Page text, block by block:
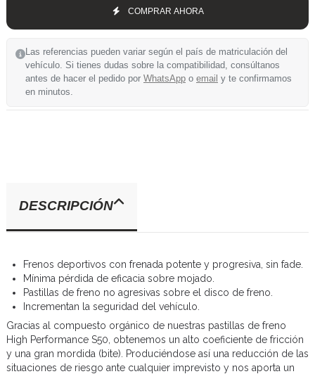
COMPRAR AHORA
Las referencias pueden variar según el país de matriculación del
vehículo. Si tienes dudas sobre la compatibilidad, consúltanos
antes de hacer el pedido por WhatsApp o email y te confirmamos
en minutos.
DESCRIPCIÓN
Frenos deportivos con frenada potente y progresiva, sin fade.
Mínima pérdida de eficacia sobre mojado.
Pastillas de freno no agresivas sobre el disco de freno.
Incrementan la seguridad del vehículo.
Gracias al compuesto orgánico de nuestras pastillas de freno
High Performance S50, obtenemos un alto coeficiente de fricción
y una gran mordida (bite). Produciéndose así una reducción de las
situaciones de riesgo ante cualquier imprevisto y nos aporta un